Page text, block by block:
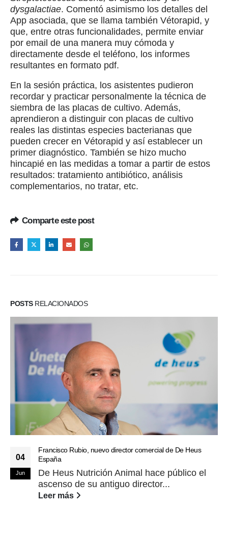
dysgalactiae. Comentó asimismo los detalles del
App asociada, que se llama también Vétorapid, y
que, entre otras funcionalidades, permite enviar
por email de una manera muy cómoda y
directamente desde el teléfono, los informes
resultantes en formato pdf.
En la sesión práctica, los asistentes pudieron
recordar y practicar personalmente la técnica de
siembra de las placas de cultivo. Además,
aprendieron a distinguir con placas de cultivo
reales las distintas especies bacterianas que
pueden crecer en Vétorapid y así establecer un
primer diagnóstico. También se hizo mucho
hincapié en las medidas a tomar a partir de estos
resultados: tratamiento antibiótico, análisis
complementarios, no tratar, etc.
Comparte este post
POSTSRELACIONADOS
04
Jun
Francisco Rubio, nuevo director comercial de De Heus
España
De Heus Nutrición Animal hace público el
ascenso de su antiguo director...
Leer más